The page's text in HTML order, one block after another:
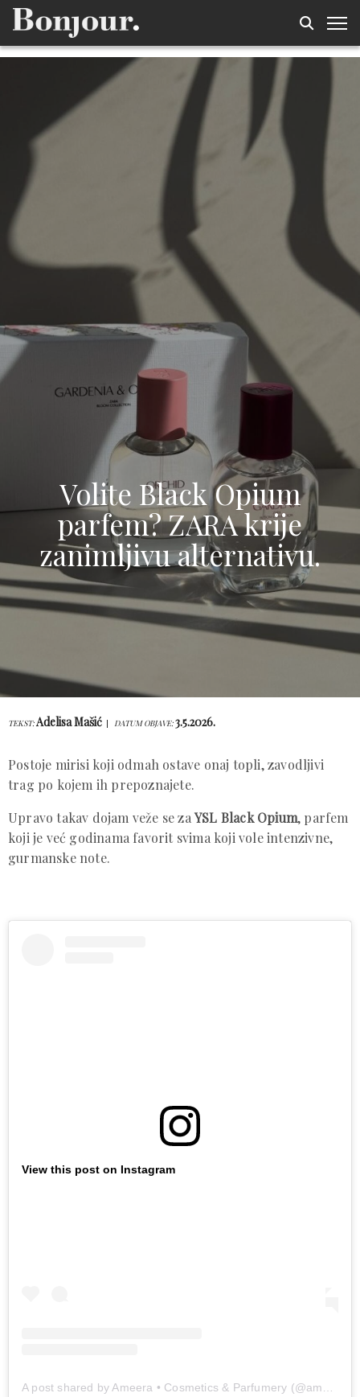
Volite Black Opium
parfem? ZARA krije
zanimljivu alternativu.
TEKST:Adelisa Mašić DATUM OBJAVE:3.5.2026.
Postoje mirisi koji odmah ostave onaj topli, zavodljivi
trag po kojem ih prepoznajete.
Upravo takav dojam veže se za YSL Black Opium, parfem
koji je već godinama favorit svima koji vole intenzivne,
gurmanske note.
View this post on Instagram